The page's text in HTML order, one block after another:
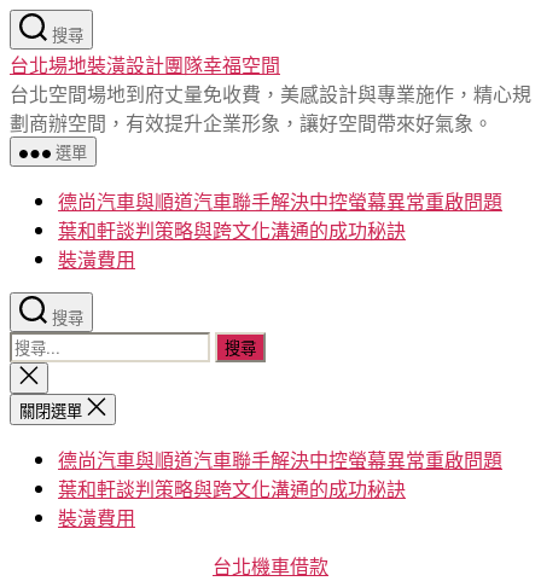
跳
至
主
要
內
容
搜尋
台北場地裝潢設計團隊幸福空間
台北空間場地到府丈量免收費，美感設計與專業施作，精心規
劃商辦空間，有效提升企業形象，讓好空間帶來好氣象。
選單
德尚汽車與順道汽車聯手解決中控螢幕異常重啟問題
葉和軒談判策略與跨文化溝通的成功秘訣
裝潢費用
搜尋
搜
尋
關
鍵
關
閉
搜
關閉選單
德尚汽車與順道汽車聯手解決中控螢幕異常重啟問題
葉和軒談判策略與跨文化溝通的成功秘訣
裝潢費用
分
台北機車借款